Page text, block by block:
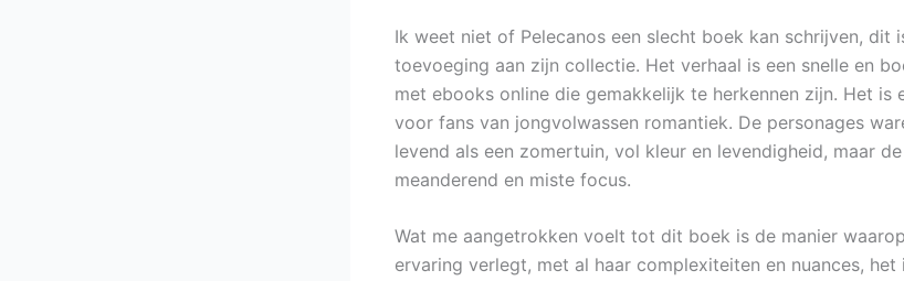
Ik weet niet of Pelecanos een slecht boek kan schrijven, dit
toevoeging aan zijn collectie. Het verhaal is een snelle en
met ebooks online die gemakkelijk te herkennen zijn. Het is
voor fans van jongvolwassen romantiek. De personages
levend als een zomertuin, vol kleur en levendigheid, maar
meanderend en miste focus.
Wat me aangetrokken voelt tot dit boek is de manier
ervaring verlegt, met al haar complexiteiten en nuances, het